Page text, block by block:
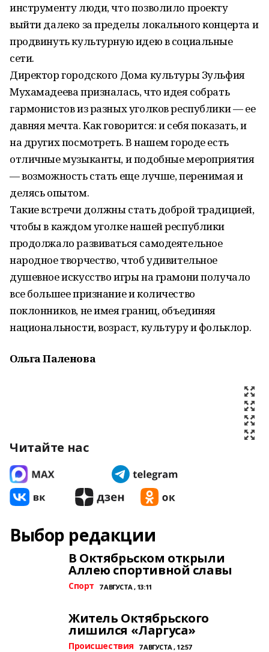
инструменту люди, что позволило проекту
выйти далеко за пределы локального концерта и
продвинуть культурную идею в социальные
сети.
Директор городского Дома культуры Зульфия
Мухамадеева призналась, что идея собрать
гармонистов из разных уголков республики — ее
давняя мечта. Как говорится: и себя показать, и
на других посмотреть. В нашем городе есть
отличные музыканты, и подобные мероприятия
— возможность стать еще лучше, перенимая и
делясь опытом.
Такие встречи должны стать доброй традицией,
чтобы в каждом уголке нашей республики
продолжало развиваться самодеятельное
народное творчество, чтоб удивительное
душевное искусство игры на грамони получало
все большее признание и количество
поклонников, не имея границ, объединяя
национальности, возраст, культуру и фольклор.
Ольга Паленова
Читайте нас
Выбор редакции
В Октябрьском открыли
Аллею спортивной славы
Спорт 7 АВГУСТА , 13:11
Житель Октябрьского
лишился «Ларгуса»
Происшествия 7 АВГУСТА , 12:57